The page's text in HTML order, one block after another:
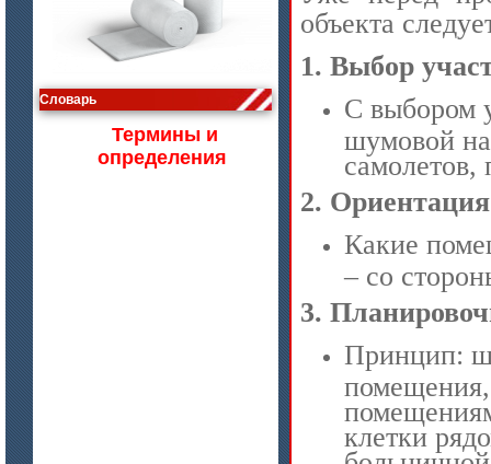
цена по запросу
Изделия МКРВ-200, МКРВХ-250
Словарь
Термины и
определения
объекта
1. Выбор
С выбором
шумовой
2.
Какие
– со
3.
Принцип:
помещения,
клетки